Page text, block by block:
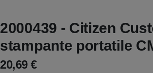
2000439 - Citizen
stampante portatile
20,69 €